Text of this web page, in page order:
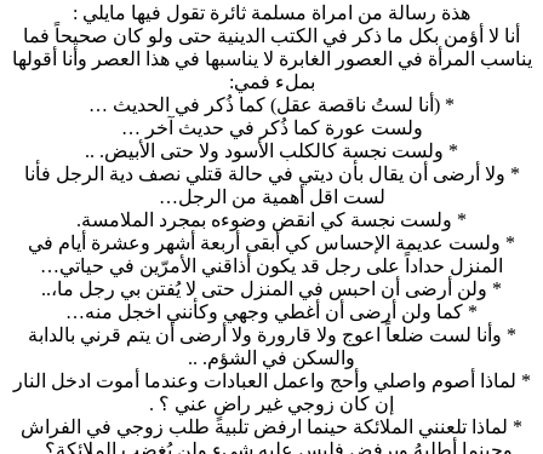
هذة رسالة من امراة مسلمة ثائرة تقول فيها مايلي :
أنا لا أؤمن بكل ما ذكر في الكتب الدينية حتى ولو كان صحيحاً فما
يناسب المرأة في العصور الغابرة لا يناسبها في هذا العصر وأنا أقولها
بملء فمي:
* (أنا لستُ ناقصة عقل) كما ذُكر في الحديث …
ولست عورة كما ذُكر في حديث آخر …
* ولست نجسة كالكلب الأسود ولا حتى الأبيض. ..
* ولا أرضى أن يقال بأن ديتي في حالة قتلي نصف دية الرجل فأنا
لست اقل أهمية من الرجل…
* ولست نجسة كي انقض وضوءه بمجرد الملامسة.
* ولست عديمة الإحساس كي أبقى أربعة أشهر وعشرة أيام في
المنزل حداداً على رجل قد يكون أذاقني الأمرّين في حياتي…
* ولن أرضى أن احبس في المنزل حتى لا يُفتن بي رجل ما،..
* كما ولن أرضى أن أغطي وجهي وكأنني اخجل منه…
* وأنا لست ضلعاً اعوج ولا قارورة ولا أرضى أن يتم قرني بالدابة
والسكن في الشؤم. ..
* لماذا أصوم واصلي وأحج واعمل العبادات وعندما أموت ادخل النار
إن كان زوجي غير راضٍ عني ؟ .
* لماذا تلعنني الملائكة حينما ارفض تلبية طلب زوجي في الفراش
وحينما أطلبهُ ويرفض فليس عليه شيء ولن يُغضب الملائكة؟ ..